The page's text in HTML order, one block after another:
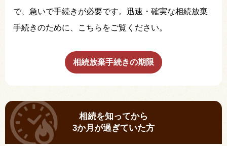
で、急いで手続きが必要です。迅速・確実な相続放棄
手続きのために、こちらをご覧ください。
相続放棄手続きの期限
相続を知ってから
3か月が過ぎていた方